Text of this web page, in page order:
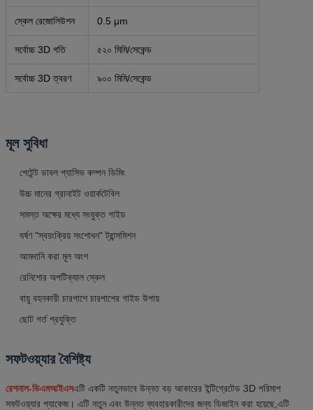
স্কেল রেজোলিউশন 0.5 μm
সর্বোচ্চ 3D গতি ৫২০ মিমি/সেকেন্ড
সর্বোচ্চ 3D ত্বরণ ৯০০ মিমি/সেকেন্ড
মূল সুবিধা
পেটেন্ট ডাবল প্যাসিভ কম্পন ডিমিং
উচ্চ মানের গ্রানাইট ওয়ার্কটেবিল
সমস্ত অক্ষের মধ্যে সংযুক্ত গাইড
ঘর্ষণ "স্বয়ংক্রিয় সংশোধন" ট্রান্সমিশন
আমদানি করা মূল অংশ
রেনিশোর অপটিক্যাল স্কেল
বায়ু বহনকারী চারপাশে চারপাশের গাইড উপায়
ছোট গর্ত প্রযুক্তি
সফটওয়্যার বৈশিষ্ট্য
রেশনাল-ডিএমআইএসএটি একটি নতুনভাবে উন্নত বড় আকারের ইন্টিগ্রেটেড 3D পরিমাপ
সফটওয়্যার প্যাকেজ। এটি নতুন এবং উন্নত ব্যবহারকারীদের জন্য ডিজাইন করা হয়েছে,এটি